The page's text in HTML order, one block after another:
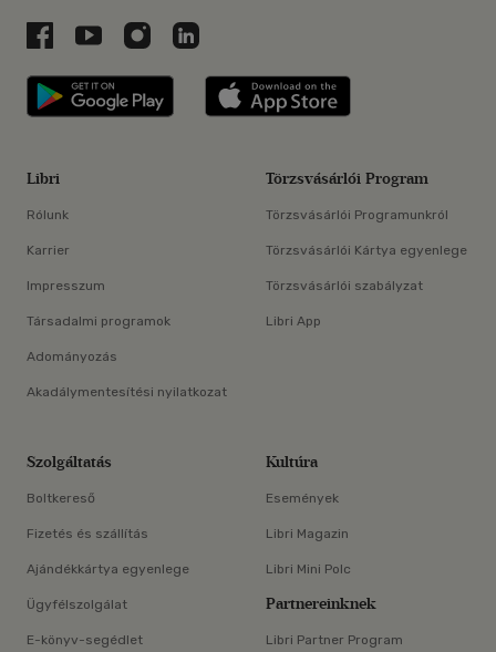
Libri a Facebookon
Libri a Youtube-on
Libri az Instagramon
Libri a LinkedInen
Libri applikáció Szerezd meg: Google
Libri
Rólunk
Karrier
Impresszum
Társadalmi programok
Adományozás
Akadálymentesítési nyilatkozat
Törzsvásárlói Program
Törzsvásárlói Programunkról
Törzsvásárlói Kártya egyenlege
Törzsvásárlói szabályzat
Libri App
Szolgáltatás
Boltkereső
Fizetés és szállítás
Ajándékkártya egyenlege
Ügyfélszolgálat
E-könyv-segédlet
Kultúra
Események
Libri Magazin
Libri Mini Polc
Partnereinknek
Libri Partner Program